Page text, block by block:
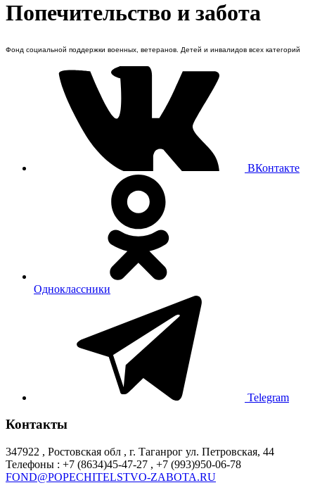
Попечительство и забота
Фонд социальной поддержки военных, ветеранов. Детей и инвалидов всех категорий
ВКонтакте
Одноклассники
Telegram
Контакты
347922 , Ростовская обл , г. Таганрог ул. Петровская, 44
Телефоны : +7 (8634)45-47-27 , +7 (993)950-06-78
FOND@POPECHITELSTVO-ZABOTA.RU